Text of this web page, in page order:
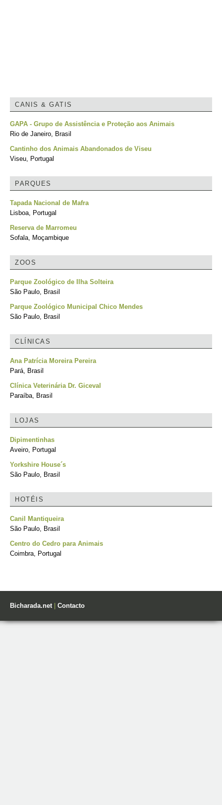
CANIS & GATIS
GAPA - Grupo de Assistência e Proteção aos Animais
Rio de Janeiro, Brasil
Cantinho dos Animais Abandonados de Viseu
Viseu, Portugal
PARQUES
Tapada Nacional de Mafra
Lisboa, Portugal
Reserva de Marromeu
Sofala, Moçambique
ZOOS
Parque Zoológico de Ilha Solteira
São Paulo, Brasil
Parque Zoológico Municipal Chico Mendes
São Paulo, Brasil
CLÍNICAS
Ana Patrícia Moreira Pereira
Pará, Brasil
Clínica Veterinária Dr. Giceval
Paraíba, Brasil
LOJAS
Dipimentinhas
Aveiro, Portugal
Yorkshire House´s
São Paulo, Brasil
HOTÉIS
Canil Mantiqueira
São Paulo, Brasil
Centro do Cedro para Animais
Coimbra, Portugal
Bicharada.net| Contacto